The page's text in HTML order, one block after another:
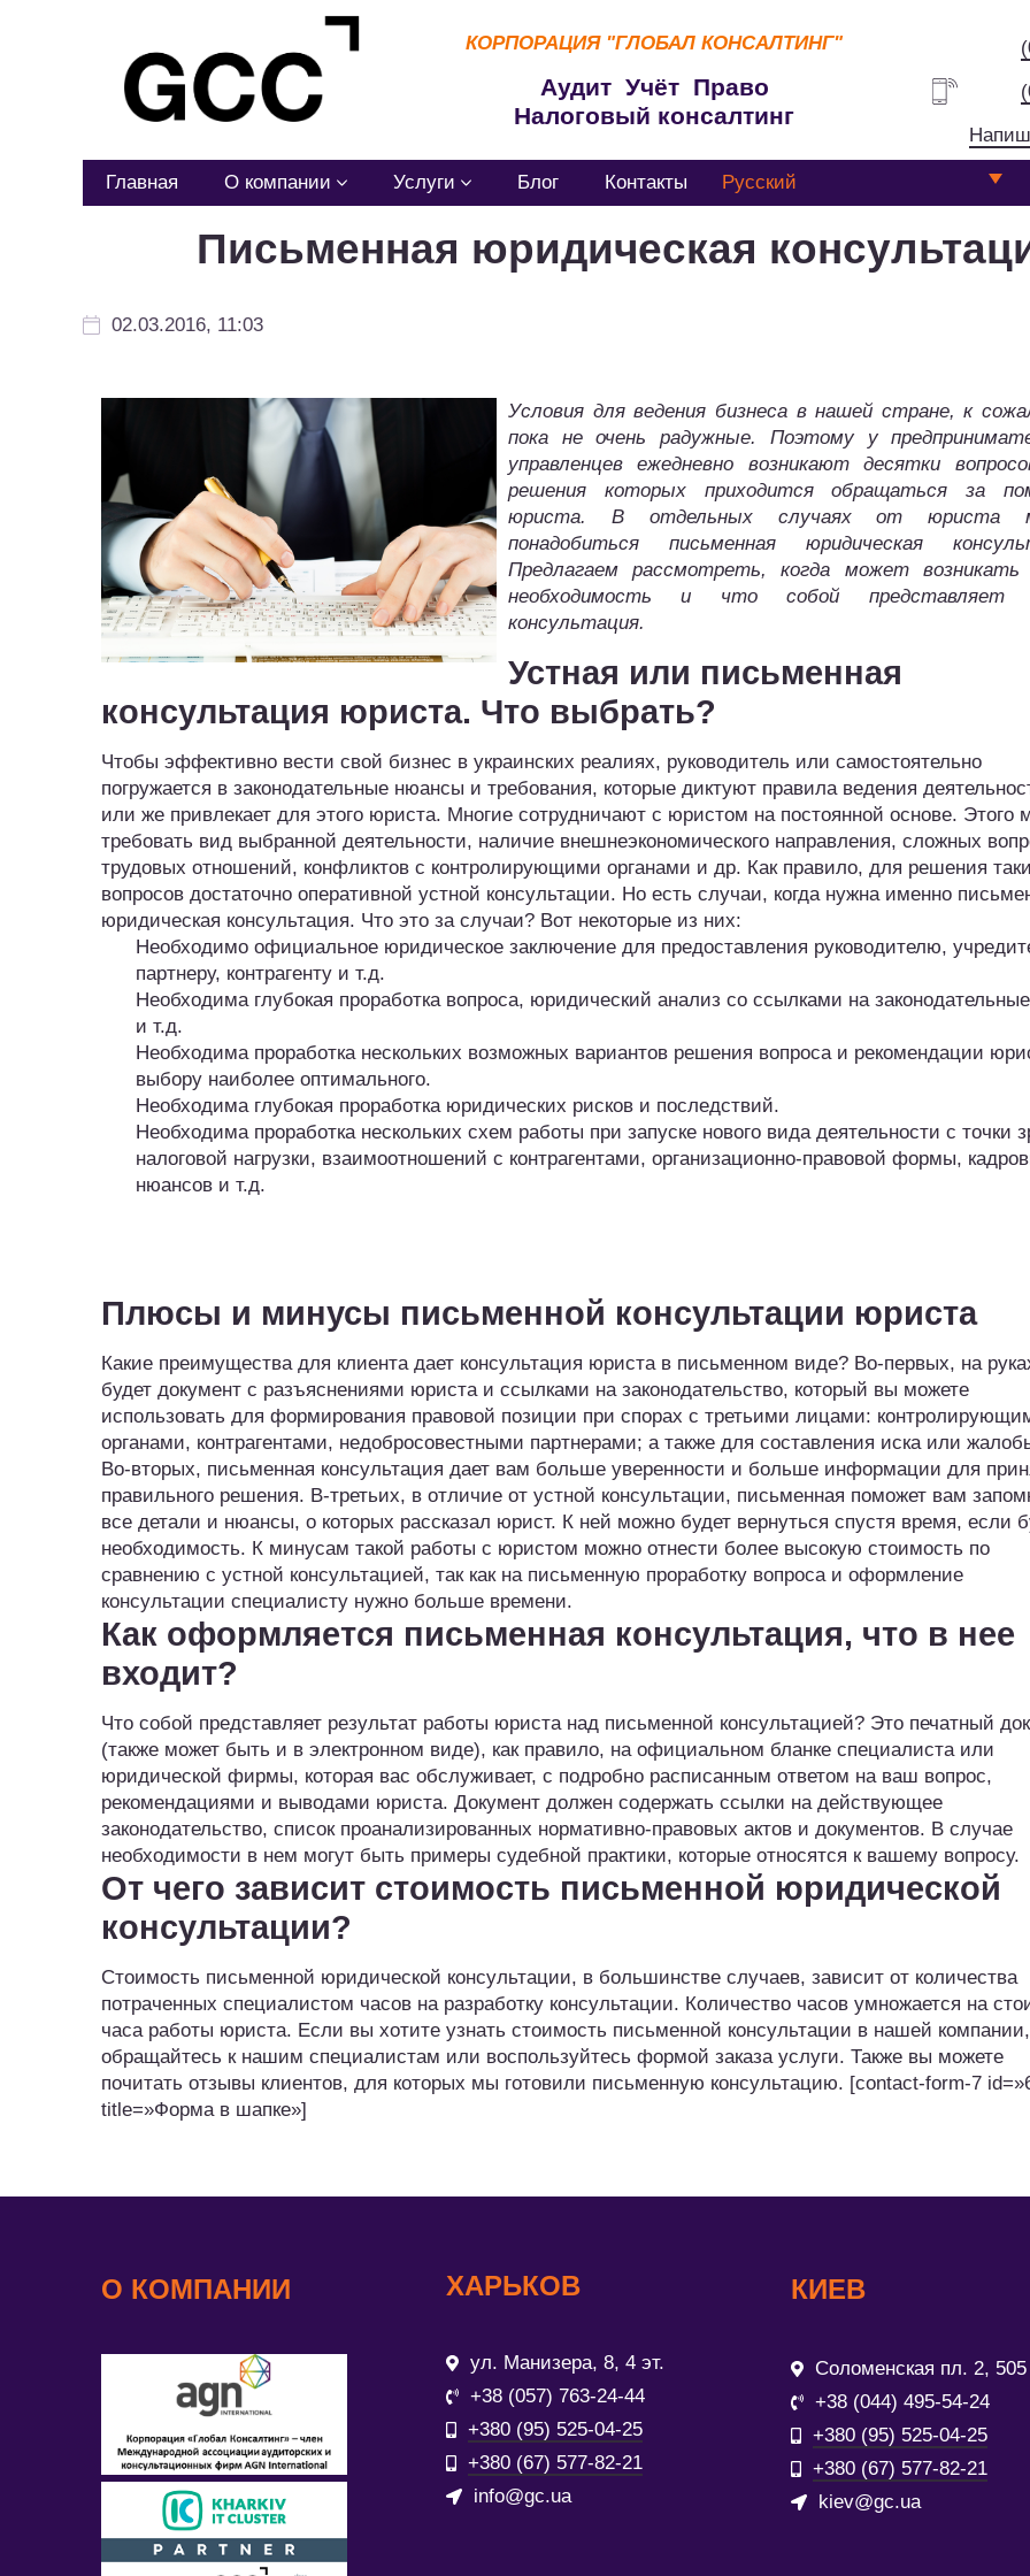
КОРПОРАЦИЯ "ГЛОБАЛ КОНСАЛТИНГ"
Аудит Учёт Право
Налоговый консалтинг
Главная О компании Услуги Блог Контакты Русский
Письменная юридическая
02.03.2016, 11:03
Условия для ведения бизнеса в нашей стране, к
пока не очень радужные. Поэтому у
управленцев ежедневно возникают десятки
решения которых приходится обращаться за
юриста. В отдельных случаях от юриста
понадобиться письменная юридическая
Предлагаем рассмотреть, когда может возникать
необходимость и что собой представляет
консультация.
Устная или письменная
консультация юриста. Что выбрать?
Чтобы эффективно вести свой бизнес в украинских реалиях, руководитель или самостоятельно
погружается в законодательные нюансы и требования, которые диктуют правила ведения
или же привлекает для этого юриста. Многие сотрудничают с юристом на постоянной основе. Этого
требовать вид выбранной деятельности, наличие внешнеэкономического направления, сложных
трудовых отношений, конфликтов с контролирующими органами и др. Как правило, для решения
вопросов достаточно оперативной устной консультации. Но есть случаи, когда нужна именно
юридическая консультация. Что это за случаи? Вот некоторые из них:
Необходимо официальное юридическое заключение для предоставления руководителю,
партнеру, контрагенту и т.д.
Необходима глубокая проработка вопроса, юридический анализ со ссылками на
и т.д.
Необходима проработка нескольких возможных вариантов решения вопроса и рекомендации
выбору наиболее оптимального.
Необходима глубокая проработка юридических рисков и последствий.
Необходима проработка нескольких схем работы при запуске нового вида деятельности с точки
налоговой нагрузки, взаимоотношений с контрагентами, организационно-правовой формы,
нюансов и т.д.
Плюсы и минусы письменной консультации юриста
Какие преимущества для клиента дает консультация юриста в письменном виде? Во-первых, на
будет документ с разъяснениями юриста и ссылками на законодательство, который вы можете
использовать для формирования правовой позиции при спорах с третьими лицами:
органами, контрагентами, недобросовестными партнерами; а также для составления иска или
Во-вторых, письменная консультация дает вам больше уверенности и больше информации для
правильного решения. В-третьих, в отличие от устной консультации, письменная поможет вам
все детали и нюансы, о которых рассказал юрист. К ней можно будет вернуться спустя время, если
необходимость. К минусам такой работы с юристом можно отнести более высокую стоимость по
сравнению с устной консультацией, так как на письменную проработку вопроса и оформление
консультации специалисту нужно больше времени.
Как оформляется письменная консультация, что в нее
входит?
Что собой представляет результат работы юриста над письменной консультацией? Это печатный
(также может быть и в электронном виде), как правило, на официальном бланке специалиста или
юридической фирмы, которая вас обслуживает, с подробно расписанным ответом на ваш вопрос,
рекомендациями и выводами юриста. Документ должен содержать ссылки на действующее
законодательство, список проанализированных нормативно-правовых актов и документов. В случае
необходимости в нем могут быть примеры судебной практики, которые относятся к вашему вопросу.
От чего зависит стоимость письменной юридической
консультации?
Стоимость письменной юридической консультации, в большинстве случаев, зависит от количества
потраченных специалистом часов на разработку консультации. Количество часов умножается на
часа работы юриста. Если вы хотите узнать стоимость письменной консультации в нашей компании,
обращайтесь к нашим специалистам или воспользуйтесь формой заказа услуги. Также вы можете
почитать отзывы клиентов, для которых мы готовили письменную консультацию. [contact-form-7
title=»Форма в шапке»]
О КОМПАНИИ ХАРЬКОВ
ул. Манизера, 8, 4 эт.
+38 (057) 763-24-44
+380 (95) 525-04-25
+380 (67) 577-82-21
info@gc.ua
КИЕВ
Соломенская пл. 2, 505
+38 (044) 495-54-24
+380 (95) 525-04-25
+380 (67) 577-82-21
kiev@gc.ua